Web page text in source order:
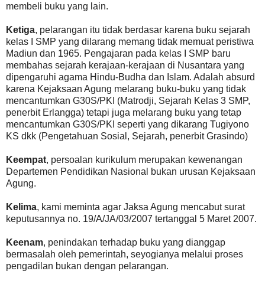
membeli buku yang lain.
Ketiga, pelarangan itu tidak berdasar karena buku sejarah
kelas I SMP yang dilarang memang tidak memuat peristiwa
Madiun dan 1965. Pengajaran pada kelas I SMP baru
membahas sejarah kerajaan-kerajaan di Nusantara yang
dipengaruhi agama Hindu-Budha dan Islam. Adalah absurd
karena Kejaksaan Agung melarang buku-buku yang tidak
mencantumkan G30S/PKI (Matrodji, Sejarah Kelas 3 SMP,
penerbit Erlangga) tetapi juga melarang buku yang tetap
mencantumkan G30S/PKI seperti yang dikarang Tugiyono
KS dkk (Pengetahuan Sosial, Sejarah, penerbit Grasindo)
Keempat, persoalan kurikulum merupakan kewenangan
Departemen Pendidikan Nasional bukan urusan Kejaksaan
Agung.
Kelima, kami meminta agar Jaksa Agung mencabut surat
keputusannya no. 19/A/JA/03/2007 tertanggal 5 Maret 2007.
Keenam, penindakan terhadap buku yang dianggap
bermasalah oleh pemerintah, seyogianya melalui proses
pengadilan bukan dengan pelarangan.